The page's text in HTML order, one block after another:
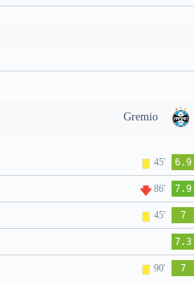
Gremio
45' 6.9
86' 7.9
45' 7
7.3
90' 7